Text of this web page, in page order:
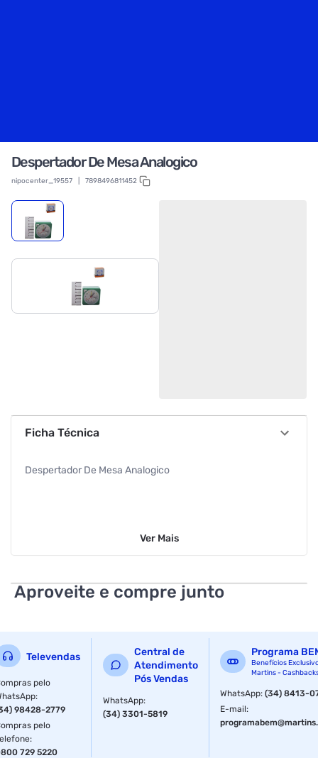
Despertador De Mesa Analogico
nipocenter_19557 7898496811452
Ficha Técnica
Despertador De Mesa Analogico
Ver Mais
Aproveite e compre junto
Televendas
pelo
:
98428-2779
pelo
:
729 5220
Central de
Atendimento
Pós Vendas
WhatsApp:
(34) 3301-5819
Programa
Benefícios
Martins -
WhatsApp:(34) 8413-
E-mail: